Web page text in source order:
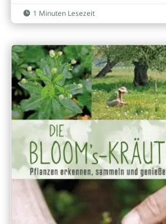
 1 Minuten Lesezeit